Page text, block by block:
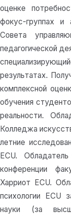
оценке
фокус-группах и
Совета
педагогической
результатах.
комплексной
обучения
реальности.
Колледжа
летние
ECU.
конференции
Харриот ECU.
психологии ECU
науки (за